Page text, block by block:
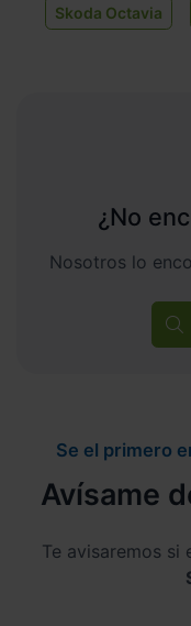
Skoda Octavia
¿No
Nosotros lo
Se el primero
Avísame
Te avisaremos si